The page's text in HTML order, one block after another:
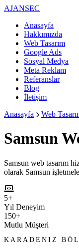
AJANSEC
Anasayfa
Hakkımızda
Web Tasarım
Google Ads
Sosyal Medya
Meta Reklam
Referanslar
Blog
İletişim
Anasayfa
Web
Samsun
Samsun web tasarım
olarak Samsun
5+
Yıl Deneyim
150+
Mutlu Müşteri
KARADENIZ